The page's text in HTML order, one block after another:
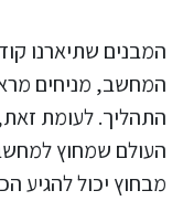
המבנים שתיארנו
המחשב, מניחים
התהליך. לעומת
העולם שמחוץ
מבחוץ יכול להגיע